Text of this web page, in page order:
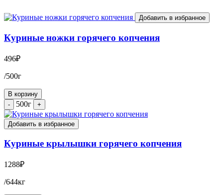
Добавить в избранное
Куриные ножки горячего копчения
496₽
/500г
В корзину
-
500г +
Добавить в избранное
Куриные крылышки горячего копчения
1288₽
/644кг